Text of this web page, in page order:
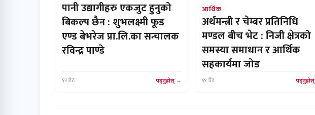
पानी उद्यागीहरु एकजुट हुनुको
बिकल्प छैन : शुभलक्ष्मी फूड
एण्ड बेभरेज प्रा.लि.का सन्चालक
रविन्द्र पाण्डे
१२ जेठ पढ्नुहोस्
आर्थिक
अर्थमन्त्री र चेम्बर प्रतिनिधि
मण्डल बीच भेट : निजी क्षेत्रको
समस्या समाधान र आर्थिक
सहकार्यमा जोड
१९ चैत पढ्नुहोस्